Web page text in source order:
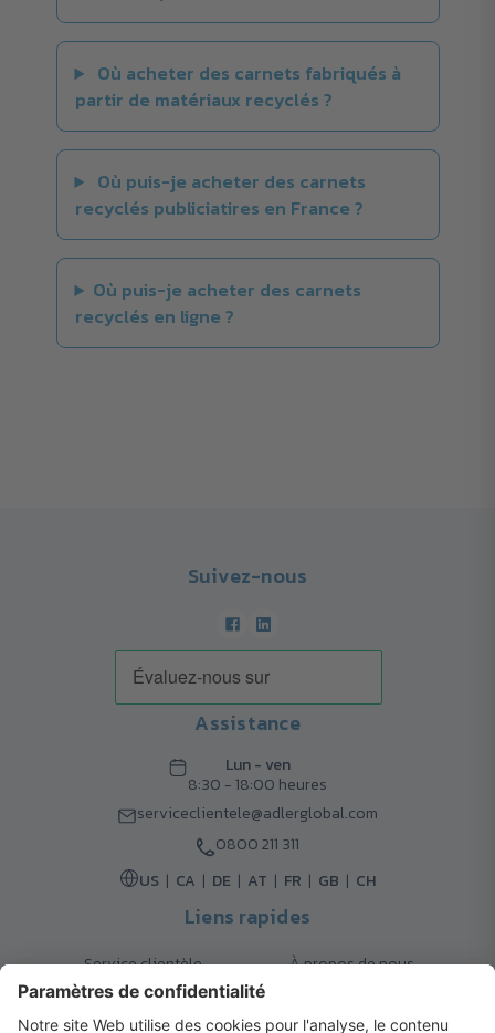
Où acheter des carnets fabriqués à
partir de matériaux recyclés ?
Où puis-je acheter des carnets
recyclés publiciatires en France ?
Où puis-je acheter des carnets
recyclés en ligne ?
Suivez-nous
Assistance
Lun - ven
8:30 - 18:00 heures
serviceclientele@adlerglobal.com
0800 211 311
US
CA DE AT FR GB CH
Liens rapides
Service clientèle
À propos de nous
Retours
Contact
FAQ